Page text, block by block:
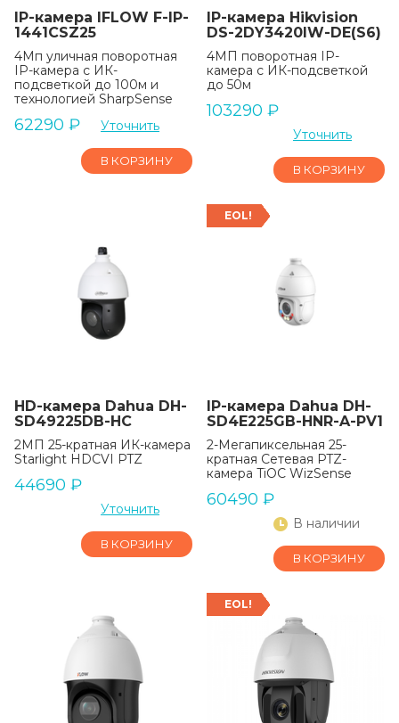
IP-камера IFLOW F-IP-
1441CSZ25
4Мп уличная поворотная
IP-камера с ИК-
подсветкой до 100м и
технологией SharpSense
62290 ₽ Уточнить
В КОРЗИНУ
IP-камера Hikvision
DS-2DY3420IW-DE(S6)
4МП поворотная IP-
камера c ИК-подсветкой
до 50м
103290 ₽
Уточнить
В КОРЗИНУ
HD-камера Dahua DH-
SD49225DB-HC
2МП 25-кратная ИК-камера
Starlight HDCVI PTZ
44690 ₽
Уточнить
В КОРЗИНУ
EOL!
IP-камера Dahua DH-
SD4E225GB-HNR-A-PV1
2-Мегапиксельная 25-
кратная Сетевая PTZ-
камера TiOC WizSense
60490 ₽
В наличии
В КОРЗИНУ
EOL!